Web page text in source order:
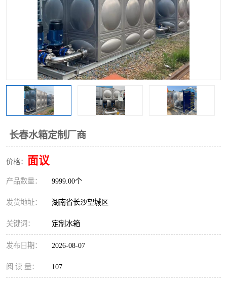
长春水箱定制厂商
价格： 面议
产品数量： 9999.00个
发货地址： 湖南省长沙望城区
关键词： 定制水箱
发布日期： 2026-08-07
阅 读 量： 107